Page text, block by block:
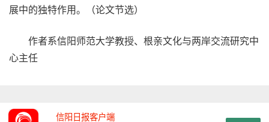
展中的独特作用。（论文节选）
作者系信阳师范大学教授、根亲文化与两岸交流研究中
心主任
信阳日报客户端